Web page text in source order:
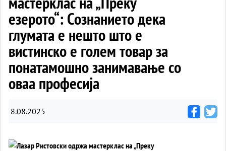
езерото“: Сознанието дека
глумата е нешто што е
вистинско е голем товар за
понатамошно занимавање со
оваа професија
8.08.2025